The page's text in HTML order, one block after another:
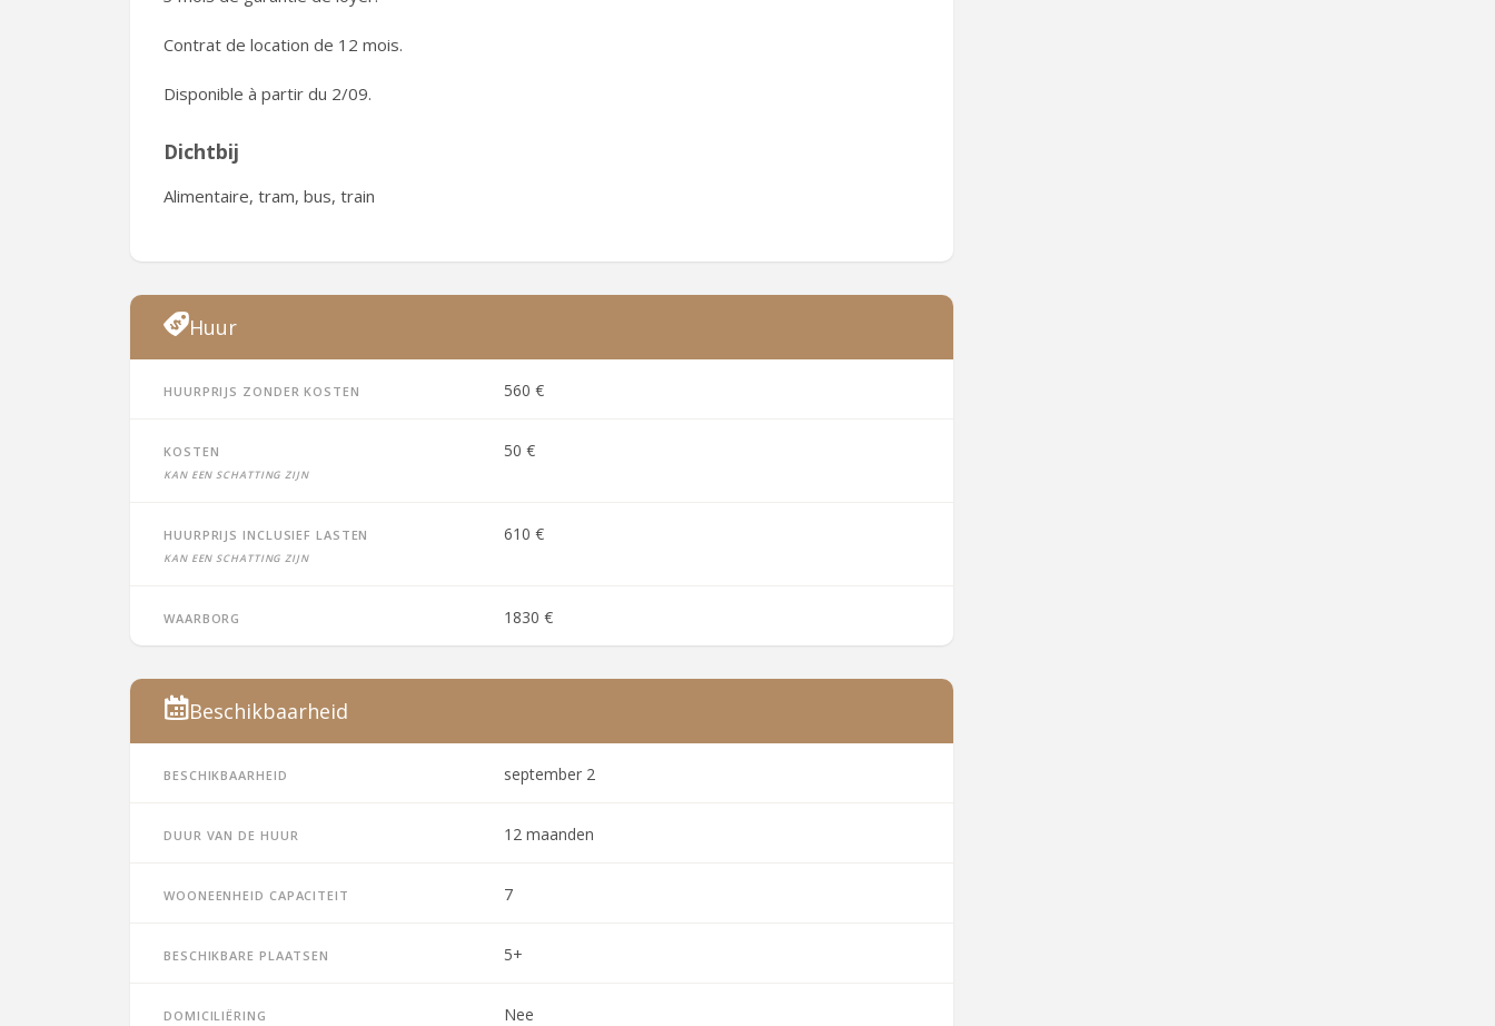
Contrat de location de 12 mois.
Disponible à partir du 2/09.
Dichtbij
Alimentaire, tram, bus, train
Huur
Huurprijs zonder kosten 560 €
Kosten
Kan een schatting zijn
50 €
Huurprijs inclusief lasten
Kan een schatting zijn
610 €
Waarborg 1830 €
Beschikbaarheid
Beschikbaarheid september 2
Duur van de huur 12 maanden
Wooneenheid capaciteit 7
Beschikbare plaatsen 5+
Domiciliëring Nee